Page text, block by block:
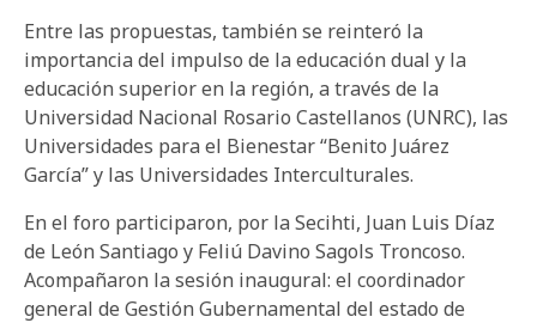
Entre las propuestas, también se reinteró la
importancia del impulso de la educación dual y la
educación superior en la región, a través de la
Universidad Nacional Rosario Castellanos (UNRC), las
Universidades para el Bienestar “Benito Juárez
García” y las Universidades Interculturales.
En el foro participaron, por la Secihti, Juan Luis Díaz
de León Santiago y Feliú Davino Sagols Troncoso.
Acompañaron la sesión inaugural: el coordinador
general de Gestión Gubernamental del estado de